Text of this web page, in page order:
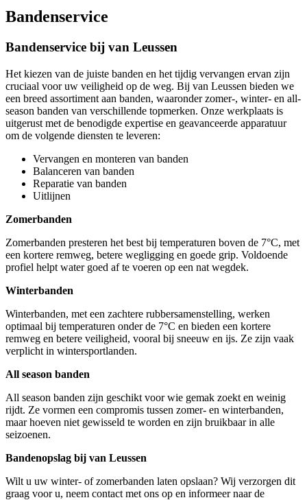
Bandenservice
Bandenservice bij van Leussen
Het kiezen van de juiste banden en het tijdig vervangen ervan zijn
cruciaal voor uw veiligheid op de weg. Bij van Leussen bieden we
een breed assortiment aan banden, waaronder zomer-, winter- en all-
season banden van verschillende topmerken. Onze werkplaats is
uitgerust met de benodigde expertise en geavanceerde apparatuur
om de volgende diensten te leveren:
Vervangen en monteren van banden
Balanceren van banden
Reparatie van banden
Uitlijnen
Zomerbanden
Zomerbanden presteren het best bij temperaturen boven de 7°C, met
een kortere remweg, betere wegligging en goede grip. Voldoende
profiel helpt water goed af te voeren op een nat wegdek.
Winterbanden
Winterbanden, met een zachtere rubbersamenstelling, werken
optimaal bij temperaturen onder de 7°C en bieden een kortere
remweg en betere veiligheid, vooral bij sneeuw en ijs. Ze zijn vaak
verplicht in wintersportlanden.
All season banden
All season banden zijn geschikt voor wie gemak zoekt en weinig
rijdt. Ze vormen een compromis tussen zomer- en winterbanden,
maar hoeven niet gewisseld te worden en zijn bruikbaar in alle
seizoenen.
Bandenopslag bij van Leussen
Wilt u uw winter- of zomerbanden laten opslaan? Wij verzorgen dit
graag voor u, neem contact met ons op en informeer naar de